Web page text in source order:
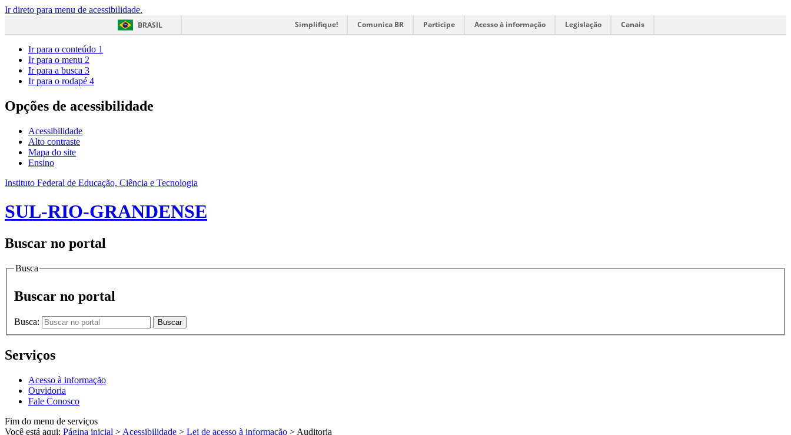
Ir direto para menu de acessibilidade.
BRASIL
Simplifique! Comunica BR Participe Acesso à informação Legislação Canais
Ir para o conteúdo 1
Ir para o menu 2
Ir para a busca 3
Ir para o rodapé 4
Opções de acessibilidade
Acessibilidade
Alto contraste
Mapa do site
Ensino
Instituto Federal de Educação, Ciência e Tecnologia
SUL-RIO-GRANDENSE
Buscar no portal
Busca
Buscar no portal
Busca: Buscar
Serviços
Acesso à informação
Ouvidoria
Fale Conosco
Fim do menu de serviços
Você está aqui: Página inicial > Acessibilidade > Lei de acesso à informação > Auditoria